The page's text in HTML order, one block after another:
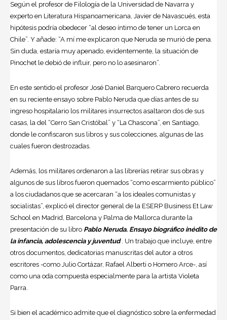
Según el profesor de Filología de la Universidad de Navarra y
experto en Literatura Hispanoamericana, Javier de Navascués, esta
hipótesis podría obedecer “al deseo íntimo de tener un Lorca en
Chile”. Y añade: “A mí me explicaron que Neruda se murió de pena.
Sin duda, estaría muy apenado, evidentemente, la situación de
Pinochet le debió de influir, pero no lo asesinaron”.
En este sentido el profesor José Daniel Barquero Cabrero recuerda
en su reciente ensayo sobre Pablo Neruda que días antes de su
ingreso hospitalario los militares insurrectos asaltaron dos de sus
casas, la del “Cerro San Cristóbal” y “La Chascona”, en Santiago,
donde le confiscaron sus libros y sus colecciones, algunas de las
cuales fueron destrozadas.
Además, los militares ordenaron a las librerías retirar sus obras y
algunos de sus libros fueron quemados “como escarmiento público”
a los ciudadanos que se acercaran “a los ideales comunistas y
socialistas”, explicó el director general de la ESERP Business Et Law
School en Madrid, Barcelona y Palma de Mallorca durante la
presentación de su libro Pablo Neruda. Ensayo biográfico inédito de
la infancia, adolescencia y juventud . Un trabajo que incluye, entre
otros documentos, dedicatorias manuscritas del autor a otros
escritores -como Julio Cortázar, Rafael Alberti o Homero Arce-, así
como una oda compuesta especialmente para la artista Violeta
Parra.
Si bien el académico admite que el diagnóstico sobre la enfermedad